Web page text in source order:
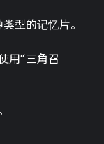
型的记忆片。
用“三角召